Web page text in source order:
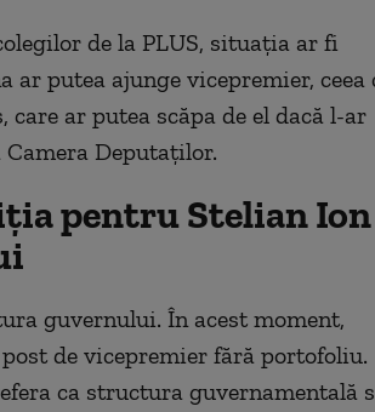
de la PLUS, situația ar fi
ar putea ajunge vicepremier, ceea
ar putea scăpa de el dacă l-ar
Camera Deputaților.
pentru Stelian
guvernului. În acest moment,
de vicepremier fără portofoliu.
ca structura guvernamentală